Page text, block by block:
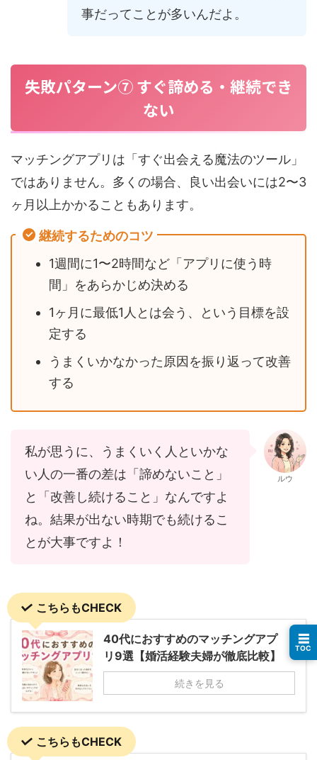
事だってことが多いんだよ。
失敗パターン⑦ すぐ諦める・継続でき
ない
マッチングアプリは「すぐ出会える魔法のツール」
ではありません。多くの場合、良い出会いには2〜3
ヶ月以上かかることもあります。
継続するためのコツ
1週間に1〜2時間など「アプリに使う時
間」をあらかじめ決める
1ヶ月に最低1人とは会う、という目標を設
定する
うまくいかなかった原因を振り返って改善
する
私が思うに、うまくいく人といかな
い人の一番の差は「諦めないこと」
と「改善し続けること」なんですよ
ね。結果が出ない時期でも続けるこ
とが大事ですよ！
ルウ
こちらもCHECK
40代におすすめのマッチングアプ
リ9選【婚活経験夫婦が徹底比較】
続きを見る
こちらもCHECK
☰
TOC